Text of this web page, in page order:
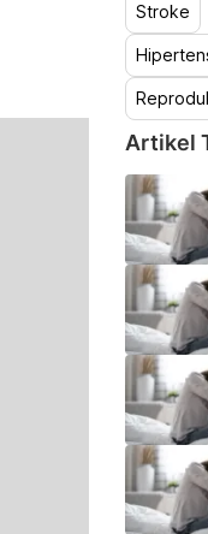
Stroke
Artikel